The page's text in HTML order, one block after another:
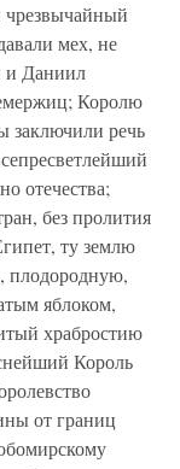
мех, не
и Даниил
Королю
заключили речь
отечества;
без пролития
ту землю
плодородную,
яблоком,
храбростию
Король
от границ